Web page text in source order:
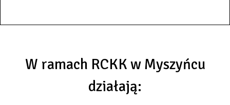
W ramach RCKK w Myszyńcu
działają: